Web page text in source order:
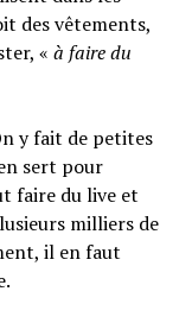
des vêtements,
« à faire du
y fait de petites
sert pour
faire du live et
milliers de
il en faut